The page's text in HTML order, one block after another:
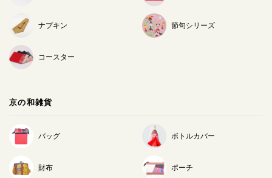
ナプキン 節句シリーズ
コースター
京の和雑貨
バッグ ボトルカバー
財布 ポーチ